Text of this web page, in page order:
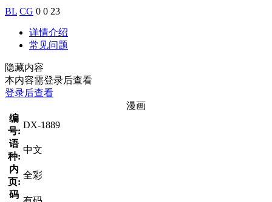
BL CG 0 0 23
详情介绍
常见问题
隐藏内容
本内容需登录后查看
登录后查看
漫画
编
号:
DX-1889
语
种:
中文
内
页:
全彩
码